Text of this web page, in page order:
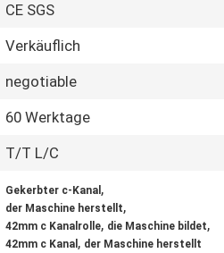
CE SGS
Verkäuflich
negotiable
60 Werktage
T/T L/C
Gekerbter c-Kanal ,
der Maschine herstellt,
42mm c Kanalrolle, die Maschine bildet,
42mm c Kanal , der Maschine herstellt